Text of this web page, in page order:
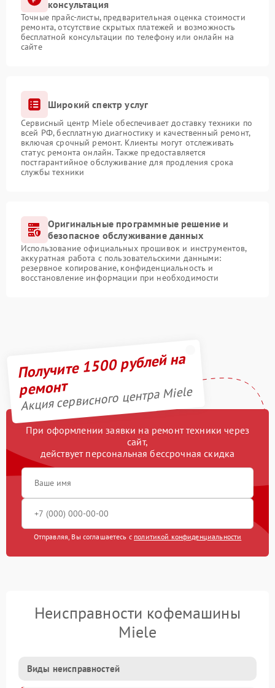
консультация
Точные прайс-листы, предварительная оценка стоимости
ремонта, отсутствие скрытых платежей и возможность
бесплатной консультации по телефону или онлайн на
сайте
Широкий спектр услуг
Сервисный центр Miele обеспечивает доставку техники по
всей РФ, бесплатную диагностику и качественный ремонт,
включая срочный ремонт. Клиенты могут отслеживать
статус ремонта онлайн. Также предоставляется
постгарантийное обслуживание для продления срока
службы техники
Оригинальные программные решение и
безопасное обслуживание данных
Использование официальных прошивок и инструментов,
аккуратная работа с пользовательскими данными:
резервное копирование, конфиденциальность и
восстановление информации при необходимости
Получите 1500 рублей на
ремонт
Акция сервисного центра Miele
При оформлении заявки на ремонт техники через
сайт,
действует персональная бессрочная скидка
Отправляя, Вы соглашаетесь с политикой конфиденциальности
Неисправности кофемашины
Miele
Виды неисправностей